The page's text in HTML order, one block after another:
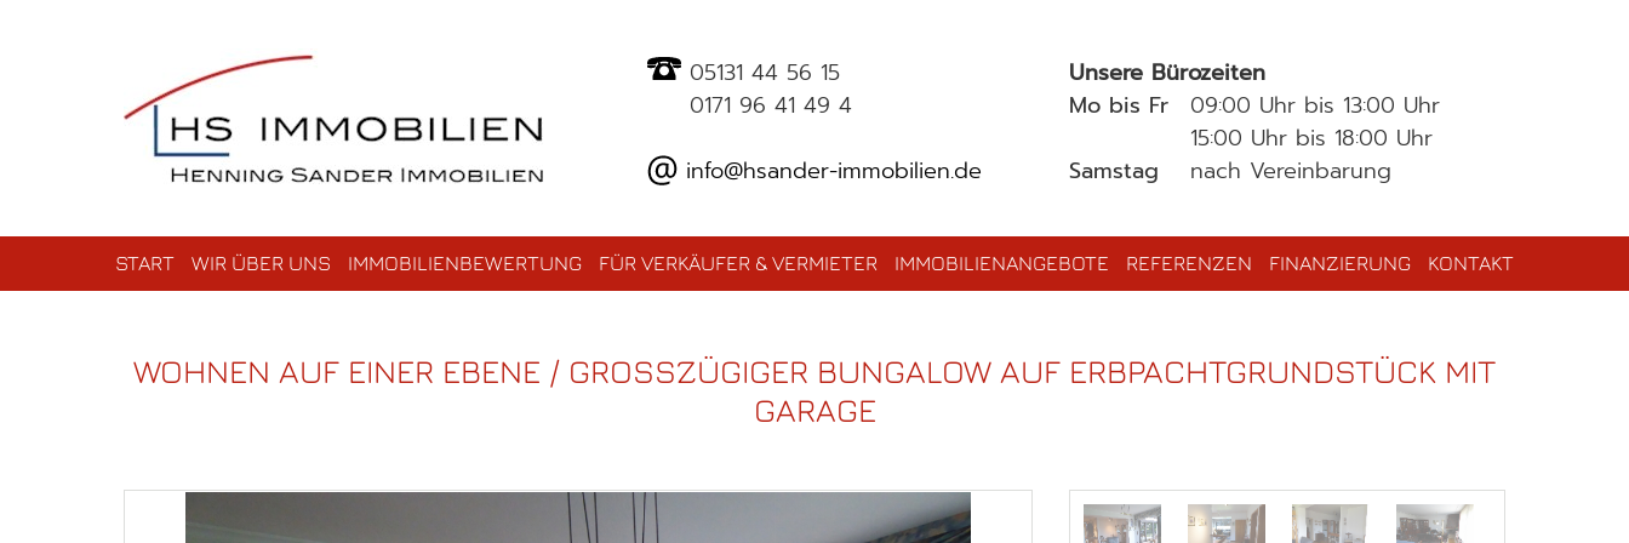
05131 44 56 15
0171 96 41 49 4
info@hsander-immobilien.de
Unsere Bürozeiten
Mo bis Fr
09:00 Uhr bis 13:00 Uhr
15:00 Uhr bis 18:00 Uhr
Samstag
nach Vereinbarung
START WIR ÜBER UNS IMMOBILIENBEWERTUNG FÜR VERKÄUFER & VERMIETER IMMOBILIENANGEBOTE REFERENZEN FINANZIERUNG KONTAKT
WOHNEN AUF EINER EBENE / GROSSZÜGIGER BUNGALOW AUF ERBPACHTGRUNDSTÜCK MIT G
ARAGE